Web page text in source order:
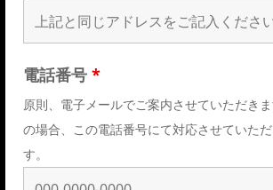
電話番号 *
原則、電子メールでご案内させていただき
の場合、この電話番号にて対応させていた
す。